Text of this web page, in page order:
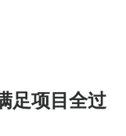
足项目全过